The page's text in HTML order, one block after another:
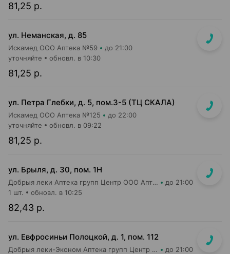
81,25 р.
ул. Неманская, д. 85
Искамед ООО Аптека №59 до 21:00
81,25 р.
уточняйте обновл. в 10:30
ул. Петра Глебки, д. 5, пом.3-5 (ТЦ СКАЛА)
Искамед ООО Аптека №125 до 22:00
81,25 р.
уточняйте обновл. в 09:22
ул. Брыля, д. 30, пом. 1Н
Добрыя леки Аптека групп Центр ООО Аптека №25 до 21:00
82,43 р.
1 шт. обновл. в 10:25
ул. Евфросиньи Полоцкой, д. 1, пом. 112
Добрыя леки-Эконом Аптека групп Центр ООО Аптека №64 до 21:00